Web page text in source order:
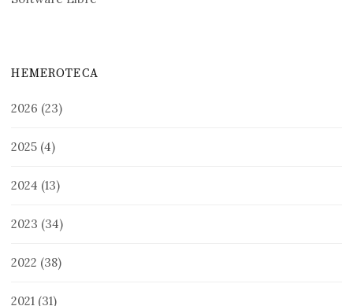
HEMEROTECA
2026 (23)
2025 (4)
2024 (13)
2023 (34)
2022 (38)
2021 (31)